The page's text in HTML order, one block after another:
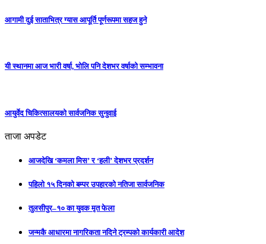
आगामी दुई साताभित्र ग्यास आपूर्ति पूर्णरूपमा सहज हुने
यी स्थानमा आज भारी वर्षा, भोलि पनि देशभर वर्षाको सम्भावना
आयुर्वेद चिकित्सालयको सार्वजनिक सुनुवाई
ताजा अपडेट
आजदेखि ‘कमला मिस’ र ‘हली’ देशभर प्रदर्शन
पहिलो १५ दिनको बम्पर उपहारको नतिजा सार्वजनिक
तुलसीपुर–१० का युवक मृत फेला
जन्मकै आधारमा नागरिकता नदिने ट्रम्पको कार्यकारी आदेश